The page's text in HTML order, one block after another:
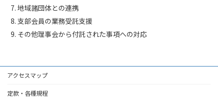
地域諸団体との連携
支部会員の業務受託支援
その他理事会から付託された事項への対応
アクセスマップ
定款・各種規程